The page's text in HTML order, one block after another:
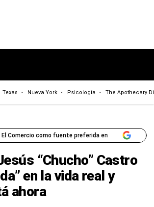
Texas Nueva York Psicología The Apothecary
El Comercio como fuente preferida en
“Chucho” Castro
en la vida real y
ahora